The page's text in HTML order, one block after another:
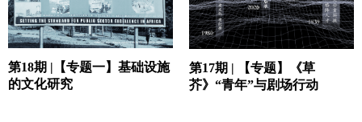
第18期 |【专题一】基础设施
的文化研究
第17期 | 【专题】《草
芥》“青年”与剧场行动